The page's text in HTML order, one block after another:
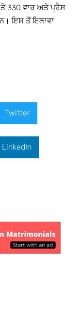
330 ਵਾਰ ਅਤੇ ਪ੍ਰੈਸ
ਇਸ ਤੋਂ ਇਲਾਵਾ
Twitter
LinkedIn